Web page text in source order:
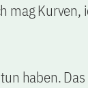
Kurven,
haben.